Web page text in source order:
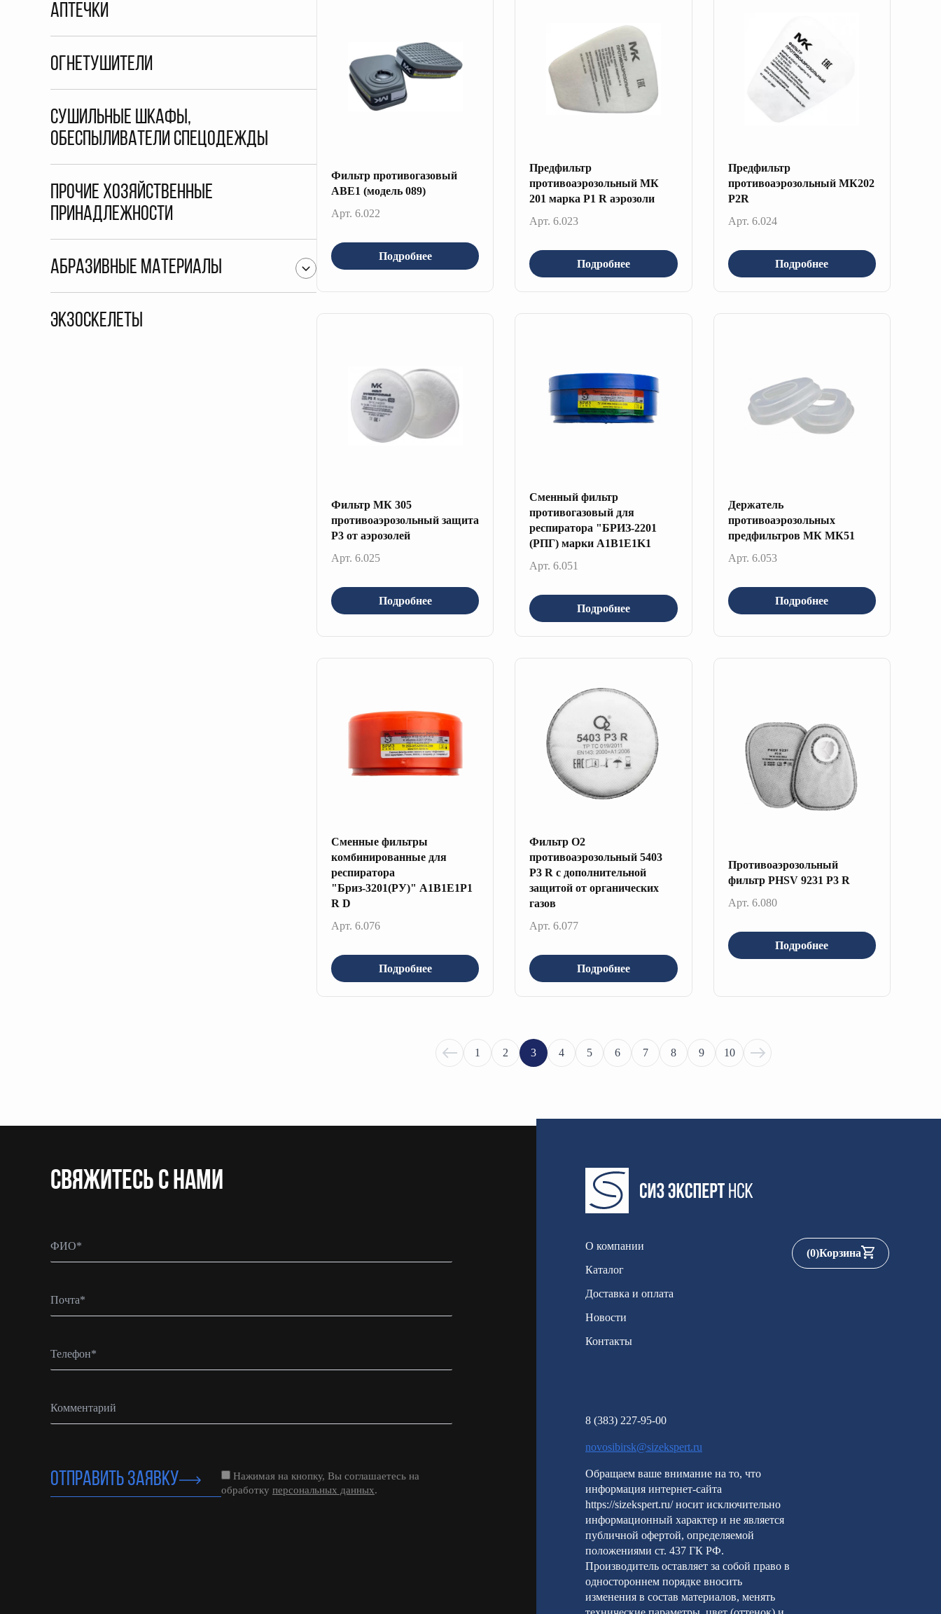
Аптечки
Огнетушители
Сушильные шкафы,
обеспыливатели спецодежды
Прочие хозяйственные
принадлежности
Абразивные материалы
Экзоскелеты
Фильтр противогазовый
АВЕ1 (модель 089)
Арт. 6.022
Подробнее
Предфильтр
противоаэрозольный МК
201 марка Р1 R аэрозоли
Арт. 6.023
Подробнее
Предфильтр
противоаэрозольный МК202
P2R
Арт. 6.024
Подробнее
Фильтр МК 305
противоаэрозольный защита
P3 от аэрозолей
Арт. 6.025
Подробнее
Сменный фильтр
противогазовый для
респиратора "БРИЗ-2201
(РПГ) марки A1B1E1K1
Арт. 6.051
Подробнее
Держатель
противоаэрозольных
предфильтров МК МК51
Арт. 6.053
Подробнее
Сменные фильтры
комбинированные для
респиратора
"Бриз-3201(РУ)" A1B1E1P1
R D
Арт. 6.076
Подробнее
Фильтр О2
противоаэрозольный 5403
P3 R с дополнительной
защитой от органических
газов
Арт. 6.077
Подробнее
Противоаэрозольный
фильтр PHSV 9231 P3 R
Арт. 6.080
Подробнее
1 2 3 4 5 6 7 8 9 10
CВЯЖИТЕСЬ С НАМИ
ОТПРАВИТЬ ЗАЯВКУ
Нажимая на кнопку, Вы соглашаетесь на
обработку персональных данных.
О компании
Каталог
Доставка и оплата
Новости
Контакты
8 (383) 227-95-00
novosibirsk@sizekspert.ru
Обращаем ваше внимание на то, что
информация интернет-сайта
https://sizekspert.ru/ носит исключительно
информационный характер и не является
публичной офертой, определяемой
положениями ст. 437 ГК РФ.
Производитель оставляет за собой право в
одностороннем порядке вносить
изменения в состав материалов, менять
(0)Корзина